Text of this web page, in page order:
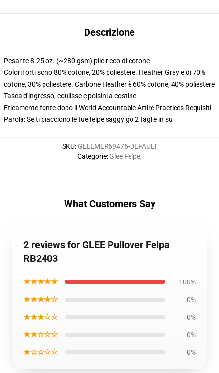
Descrizione
Pesante 8.25 oz. (~280 gsm) pile ricco di cotone
Colori forti sono 80% cotone, 20% poliestere. Heather Gray è di 70%
cotone, 30% poliestere. Carbone Heather è 60% cotone, 40% poliestere
Tasca d'ingresso, coulisse e polsini a costine
Eticamente fonte dopo il World Accountable Attire Practices Requisiti
Parola: Se ti piacciono le tue felpe saggy go 2 taglie in su
SKU: GLEEMER69476-DEFAULT
Categorie: Glee Felpe,
What Customers Say
2 reviews for GLEE Pullover Felpa
RB2403
★★★★★ 100%
★★★★☆ 0%
★★★☆☆ 0%
★★☆☆☆ 0%
★☆☆☆☆ 0%